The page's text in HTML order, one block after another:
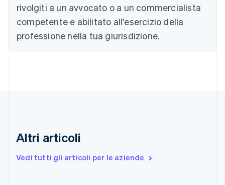
rivolgiti a un avvocato o a un commercialista
competente e abilitato all'esercizio della
professione nella tua giurisdizione.
Altri articoli
Vedi tutti gli articoli per le aziende
Cina continentale
Cipro
English
EnglishSvenska
FrançaisEnglish